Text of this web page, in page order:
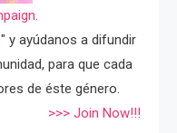
y ayúdanos a difundir
para que cada
de éste género.
>>> Join Now!!!